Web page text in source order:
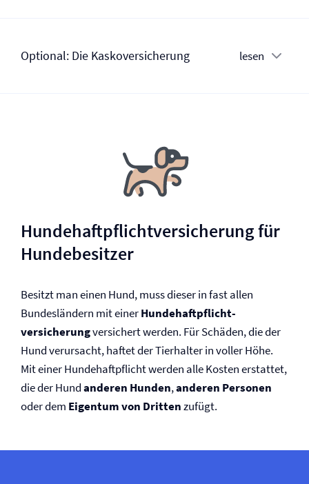
Optional: Die Kasko­versicherung lesen
Hunde­haftpflicht­versicherung für
Hundebesitzer
Besitzt man einen Hund, muss dieser in fast allen
Bundesländern mit einerHunde­haftpflicht­
versicherungversichert werden. Für Schäden, die der
Hund verursacht, haftet der Tierhalter in voller Höhe.
Mit einer Hunde­haftpflicht werden alle Kosten erstattet,
die der Hundanderen Hunden,anderen Personen
oder dem Eigentum von Drittenzufügt.